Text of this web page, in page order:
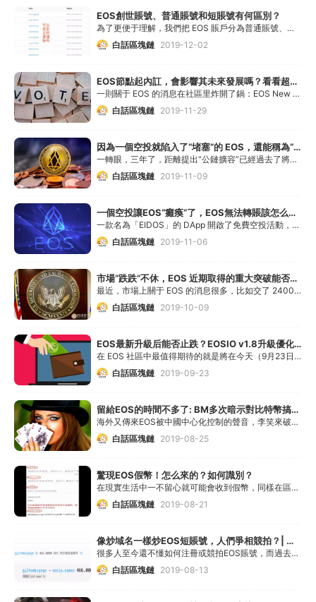
EOS創世賬號、普通賬號和短賬號有何區別？
為了更便于理解，我們把 EOS 賬戶分為普通賬號、創世賬號和短賬號，下面分別進行說明。
白話區塊鏈 2019-12-02
EOS節點起內訌，會影響其未來發展嗎？看看超級節點們怎么說
一則關于 EOS 的消息在社區里炸開了鍋：EOS New York 稱，有 6 個 EOS 節點被同一節點所控制，即目前排名第 52 位的 EOShenzhen 節點。
白話區塊鏈 2019-11-29
因為一個空投就陷入了“堵塞”的 EOS，還能稱為“區塊鏈3.0”嗎？
一轉眼，三年了，距離提出“公鏈擴容”已經過去了將近三年時間。這其中，那個跑得最快、觀眾最多的，叫 EOS，最開始的競選口號是“百萬 TPS”，因此許多圍觀群眾紛紛慷慨解囊
白話區塊鏈 2019-11-09
一個空投讓EOS“癱瘓”了，EOS無法轉賬該怎么辦？
一款名為「EIDOS」的 DApp 開啟了免費空投活動，一時間吸引了大量的用戶參與，直接導致 EOS 系統陷入了“癱瘓”
白話區塊鏈 2019-11-06
市場“跌跌”不休，EOS 近期取得的重大突破能否扭轉大局？
最近，市場上關于 EOS 的消息很多，比如交了 2400 萬美元的罰款與美國 SEC 達成民事和解，V1.8 版本剛剛升級完成后又宣布了 V2.0 版本等等。
白話區塊鏈 2019-10-09
EOS最新升級后能否止跌？EOSIO v1.8升級優化一覽
在 EOS 社區中最值得期待的就是將在今天（9月23日）進行的主網 EOSIO V1.8 的升級，這次升級將給開發者、用戶帶來哪些 "利好" ？ EOSIO V1.8 對 EOS 生態的價值以及產
白話區塊鏈 2019-09-23
留給EOS的時間不多了: BM多次暗示對比特幣搞大事，是先穩住韭菜還是真有底牌要出？
海外又傳來EOS被中國中心化控制的聲音，李笑來破口大罵
白話區塊鏈 2019-08-25
驚現EOS假幣！怎么來的？如何識別？
在現實生活中一不留心就可能會收到假幣，同樣在區塊鏈世界里，也時有發生"假幣攻擊"現象。那么，假幣是如何產生的以及如何防止 EOS 假幣呢？下面就讓我們來一探究竟。
白話區塊鏈 2019-08-21
像炒域名一樣炒EOS短賬號，人們爭相競拍？| 白話區塊鏈入門185
很多人至今還不懂如何注冊或競拍EOS賬號，而過去一年來，許多“精致”的EOS短賬號卻像域名一樣拍出了天價！
白話區塊鏈 2019-08-13